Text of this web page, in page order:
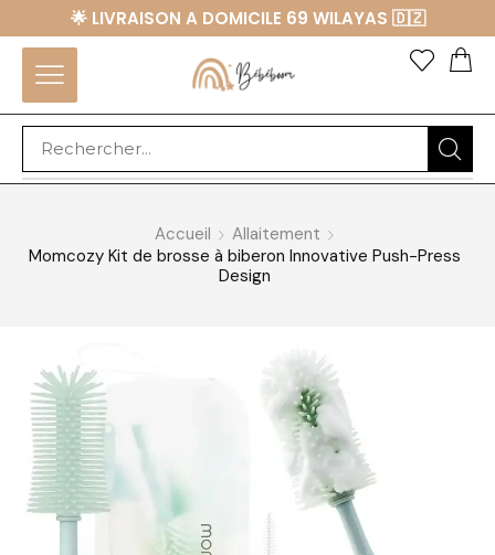
🌟 LIVRAISON A DOMICILE 69 WILAYAS 🇩🇿
Accueil
Allaitement
Momcozy Kit de brosse à biberon Innovative Push-Press
Design